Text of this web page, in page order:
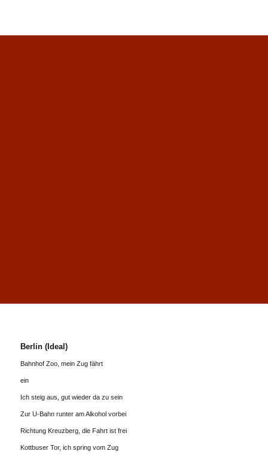
Berlin (Ideal)
Bahnhof Zoo, mein Zug fährt
ein
Ich steig aus, gut wieder da zu sein
Zur U-Bahn runter am Alkohol vorbei
Richtung Kreuzberg, die Fahrt ist frei
Kottbuser Tor, ich spring vom Zug